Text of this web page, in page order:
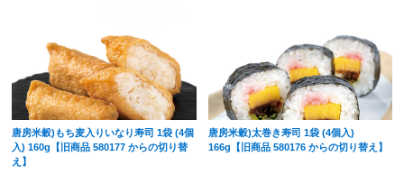
唐房米穀)もち麦入りいなり寿司 1袋 (4個
入) 160g【旧商品 580177 からの切り替
え】
唐房米穀)太巻き寿司 1袋 (4個入)
166g【旧商品 580176 からの切り替え】